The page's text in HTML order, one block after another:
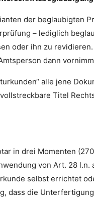
der beglaubigten
– lediglich
oder ihn zu
dann
alle jene
Titel
in drei Momenten
von Art. 28
selbst errichtet
dass die